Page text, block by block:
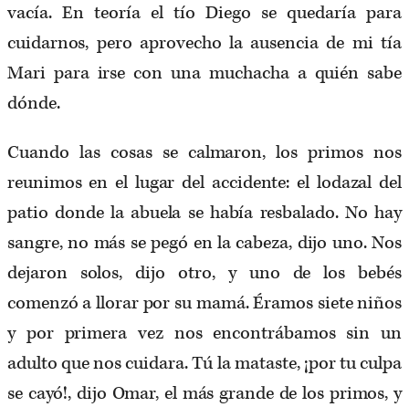
vacía. En teoría el tío Diego se quedaría para
cuidarnos, pero aprovecho la ausencia de mi tía
Mari para irse con una muchacha a quién sabe
dónde.
Cuando las cosas se calmaron, los primos nos
reunimos en el lugar del accidente: el lodazal del
patio donde la abuela se había resbalado. No hay
sangre, no más se pegó en la cabeza, dijo uno. Nos
dejaron solos, dijo otro, y uno de los bebés
comenzó a llorar por su mamá. Éramos siete niños
y por primera vez nos encontrábamos sin un
adulto que nos cuidara. Tú la mataste, ¡por tu culpa
se cayó!, dijo Omar, el más grande de los primos, y